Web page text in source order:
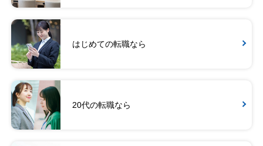
はじめての転職なら
20代の転職なら